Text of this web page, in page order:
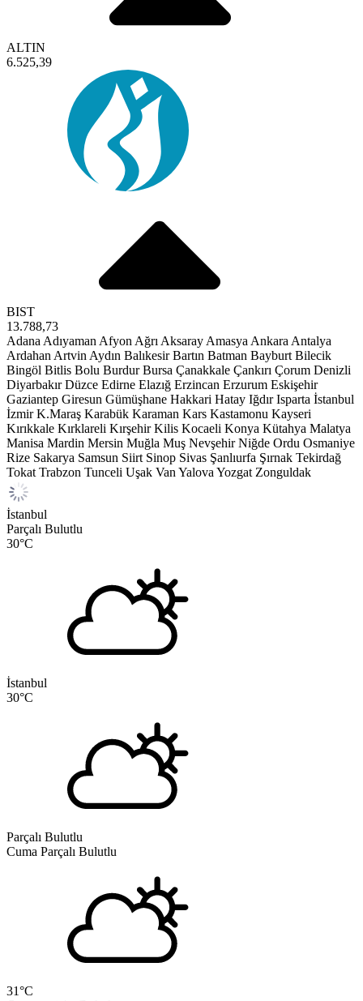
ALTIN
6.525,39
BIST
13.788,73
Adana Adıyaman Afyon Ağrı Aksaray Amasya Ankara Antalya
Ardahan Artvin Aydın Balıkesir Bartın Batman Bayburt Bilecik
Bingöl Bitlis Bolu Burdur Bursa Çanakkale Çankırı Çorum Denizli
Diyarbakır Düzce Edirne Elazığ Erzincan Erzurum Eskişehir
Gaziantep Giresun Gümüşhane Hakkari Hatay Iğdır Isparta İstanbul
İzmir K.Maraş Karabük Karaman Kars Kastamonu Kayseri
Kırıkkale Kırklareli Kırşehir Kilis Kocaeli Konya Kütahya Malatya
Manisa Mardin Mersin Muğla Muş Nevşehir Niğde Ordu Osmaniye
Rize Sakarya Samsun Siirt Sinop Sivas Şanlıurfa Şırnak Tekirdağ
Tokat Trabzon Tunceli Uşak Van Yalova Yozgat Zonguldak
İstanbul
Parçalı Bulutlu
30°C
İstanbul
30°C
Parçalı Bulutlu
Cuma Parçalı Bulutlu
31°C